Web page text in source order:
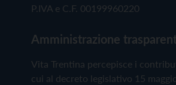
P.IVA e C.F. 00199960220
Amministrazione
Vita Trentina percepisce i
cui al decreto legislativo 15